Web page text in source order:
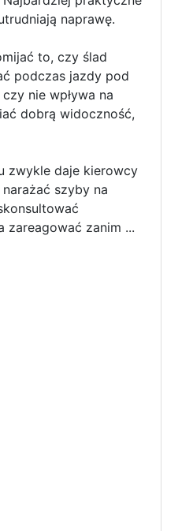
naprawę.
to, czy ślad
podczas jazdy pod
nie wpływa na
dobrą widoczność,
zwykle daje kierowcy
szyby na
zareagować zanim ...